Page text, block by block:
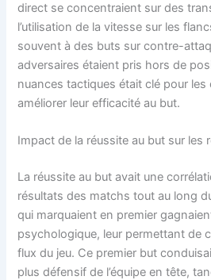
direct se concentraient sur des
l’utilisation de la vitesse sur les
souvent à des buts sur contre-
adversaires étaient pris hors de
nuances tactiques était clé pour
améliorer leur efficacité au but.
Impact de la réussite au but sur les
La réussite au but avait une
résultats des matchs tout au long
qui marquaient en premier
psychologique, leur permettant de
flux du jeu. Ce premier but
plus défensif de l’équipe en tête,